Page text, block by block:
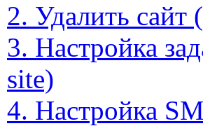
2. Удалить сайт
3. Настройка
site)
4. Настройка